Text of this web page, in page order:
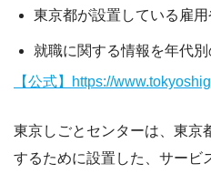
東京都が設置している雇
就職に関する情報を年代
【公式】https://
東京しごとセンターは、東京
するために設置した、サービ